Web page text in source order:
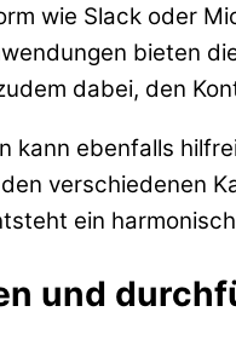
wie Slack oder
bieten
dabei, den
kann ebenfalls
verschiedenen
ein
und